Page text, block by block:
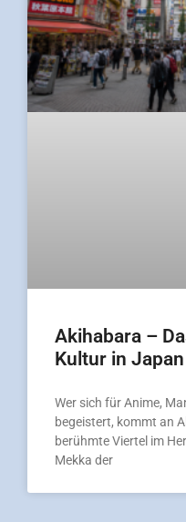
Akihabara –
Kultur in Japan
Wer sich für Anime,
begeistert, kommt an
berühmte Viertel im
Mekka der